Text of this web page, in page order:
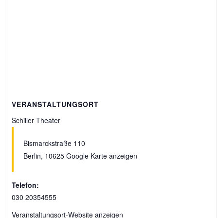
VERANSTALTUNGSORT
Schiller Theater
Bismarckstraße 110
Berlin, 10625 Google Karte anzeigen
Telefon:
030 20354555
Veranstaltungsort-Website anzeigen